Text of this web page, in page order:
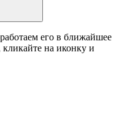
его в ближайшее
кликайте на иконку и